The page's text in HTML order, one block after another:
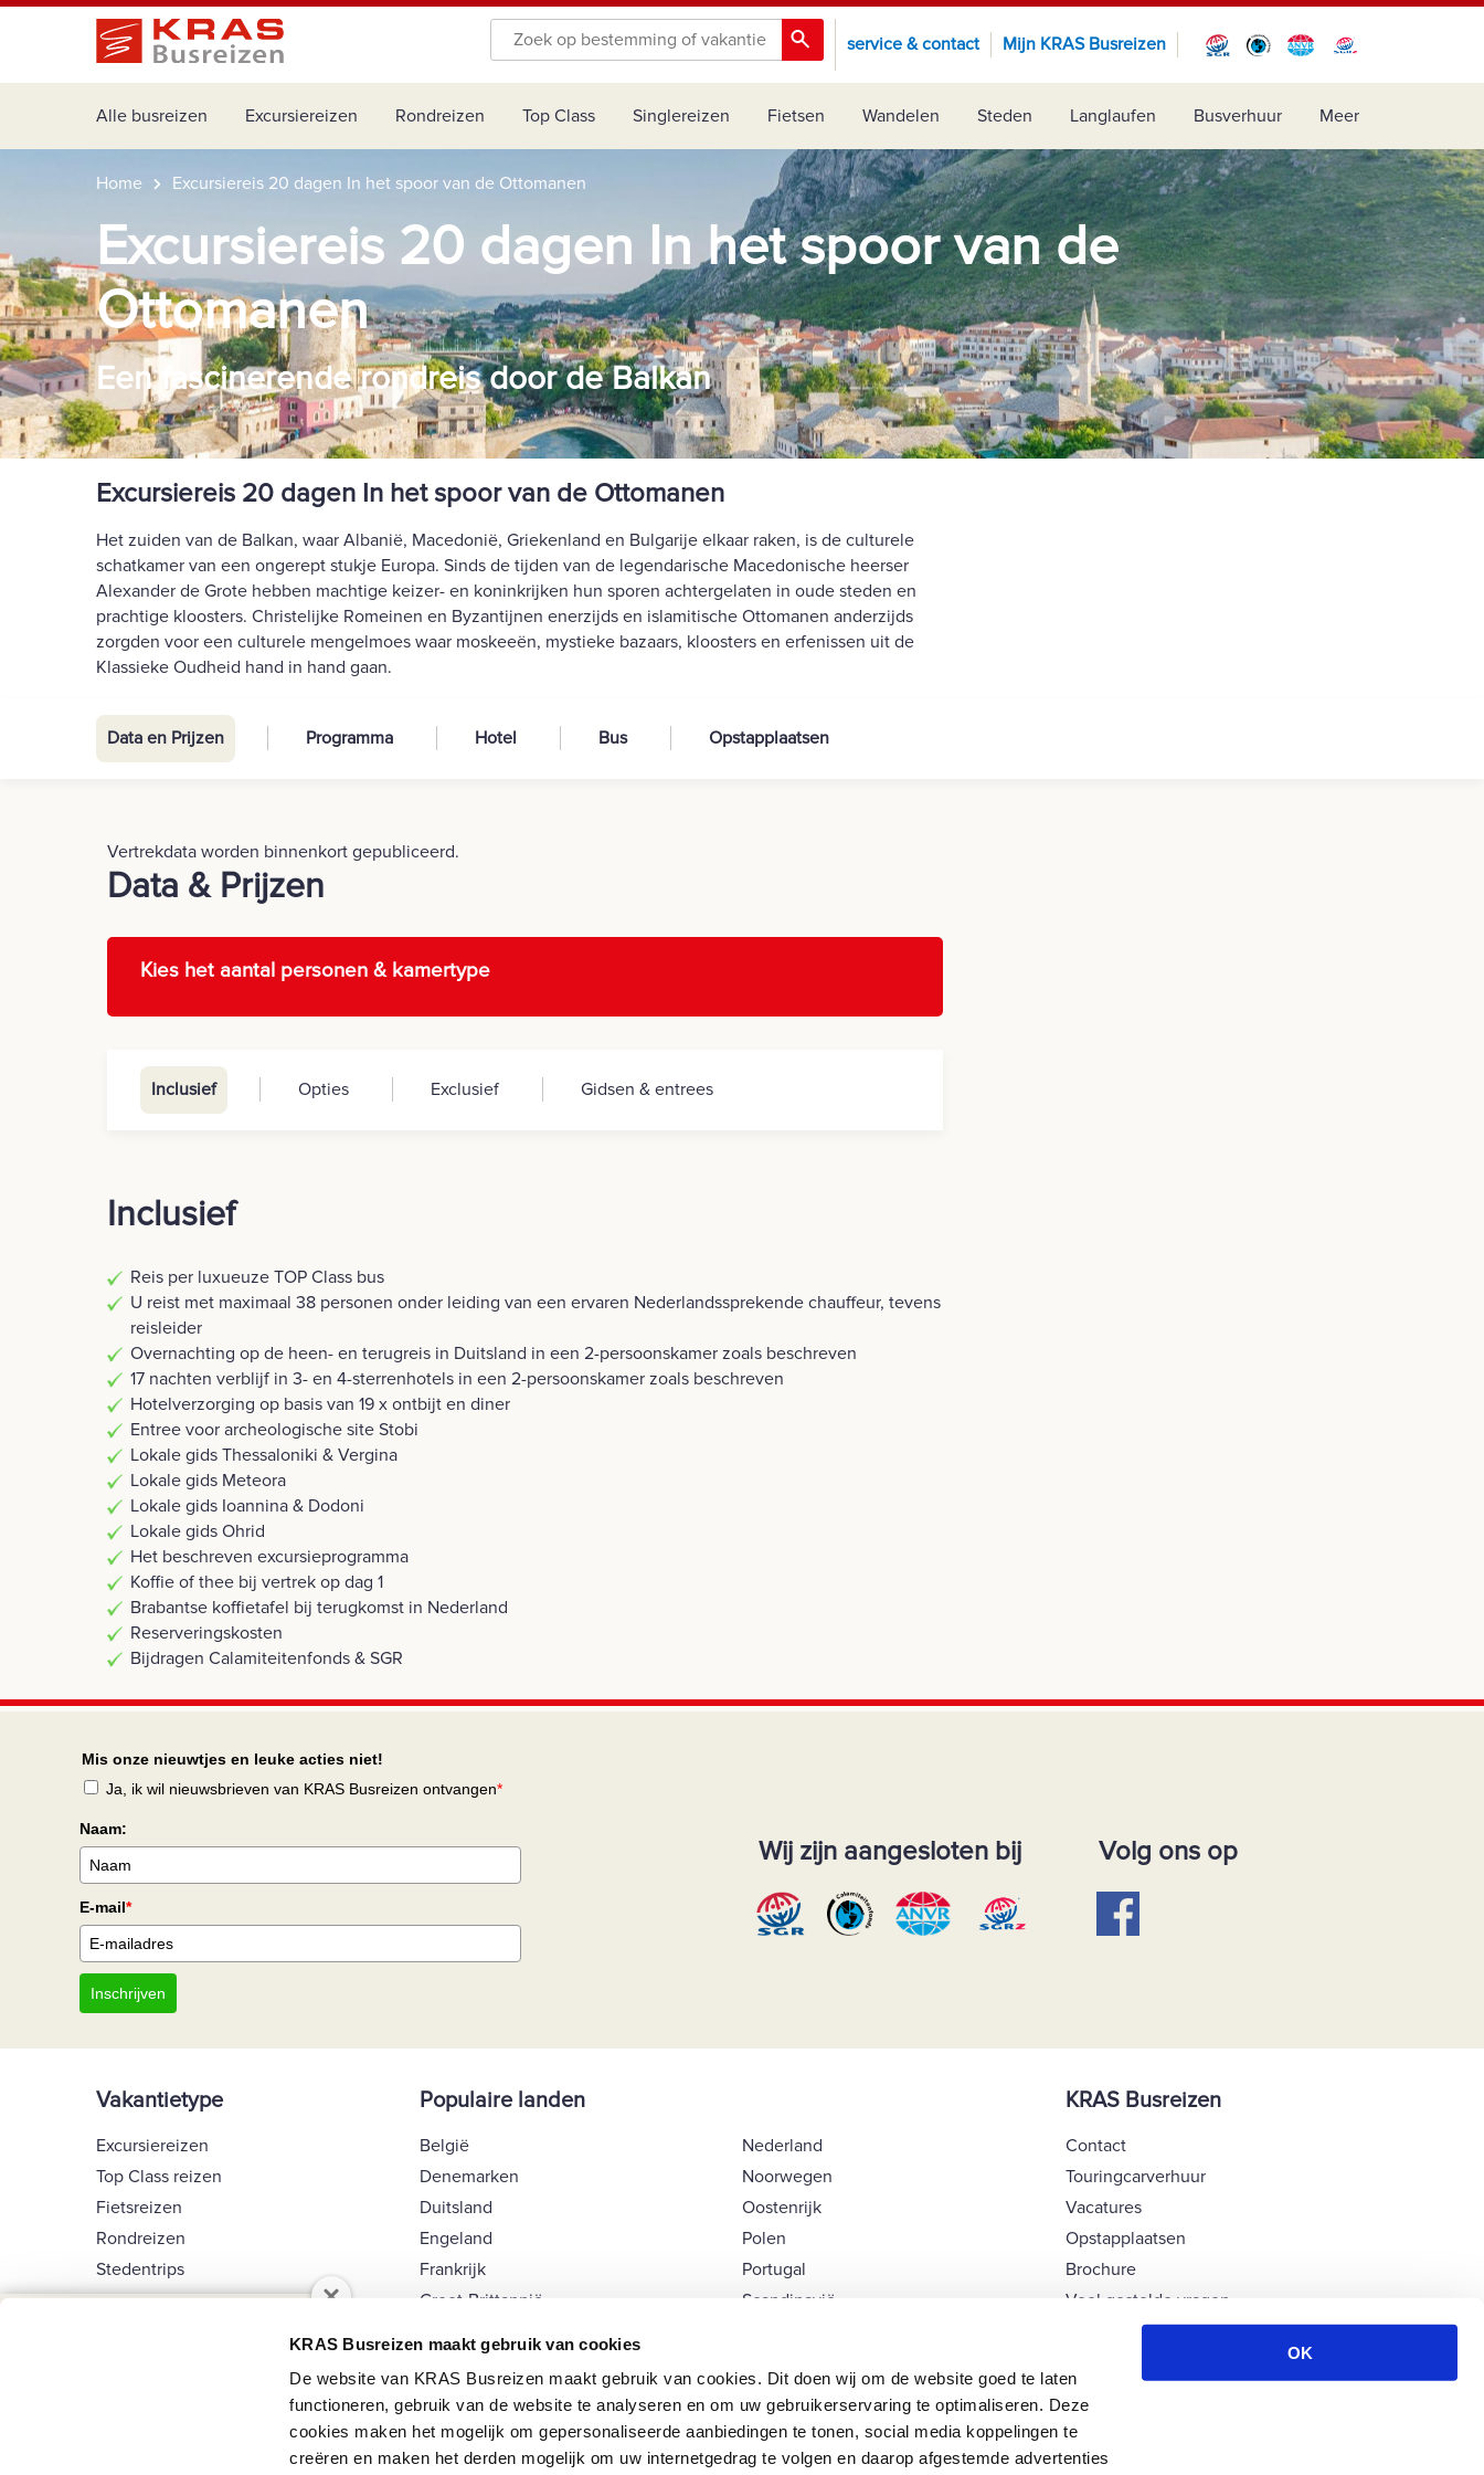
KRAS Busreizen maakt gebruik van cookies
De website van KRAS Busreizen maakt gebruik van cookies. Dit doen wij om de website goed te laten
functioneren, gebruik van de website te analyseren en om uw gebruikerservaring te optimaliseren. Deze
cookies maken het mogelijk om gepersonaliseerde aanbiedingen te tonen, social media koppelingen te
creëren en maken het derden mogelijk om uw internetgedrag te volgen en daarop afgestemde advertenties
OK
service & contact Mijn KRAS Busreizen
Alle busreizen Excursiereizen Rondreizen Top Class Singlereizen Fietsen Wandelen Steden Langlaufen Busverhuur Meer
Schrijf je in op de nieuwsbrief van KRAS
Busreizen en blijf op de hoogte van de
Home Excursiereis 20 dagen In het spoor van de Ottomanen
Excursiereis 20 dagen In het spoor van de
Ottomanen
Een fascinerende rondreis door de Balkan
Excursiereis 20 dagen In het spoor van de Ottomanen
Het zuiden van de Balkan, waar Albanië, Macedonië, Griekenland en Bulgarije elkaar raken, is de culturele
schatkamer van een ongerept stukje Europa. Sinds de tijden van de legendarische Macedonische heerser
Alexander de Grote hebben machtige keizer- en koninkrijken hun sporen achtergelaten in oude steden en
prachtige kloosters. Christelijke Romeinen en Byzantijnen enerzijds en islamitische Ottomanen anderzijds
zorgden voor een culturele mengelmoes waar moskeeën, mystieke bazaars, kloosters en erfenissen uit de
Klassieke Oudheid hand in hand gaan.
Data en Prijzen Programma Hotel Bus Opstapplaatsen
Vertrekdata worden binnenkort gepubliceerd.
Data & Prijzen
Kies het aantal personen & kamertype
Inclusief Opties Exclusief Gidsen & entrees
Inclusief
Reis per luxueuze TOP Class bus
U reist met maximaal 38 personen onder leiding van een ervaren Nederlandssprekende chauffeur, tevens
reisleider
Overnachting op de heen- en terugreis in Duitsland in een 2-persoonskamer zoals beschreven
17 nachten verblijf in 3- en 4-sterrenhotels in een 2-persoonskamer zoals beschreven
Hotelverzorging op basis van 19 x ontbijt en diner
Entree voor archeologische site Stobi
Lokale gids Thessaloniki & Vergina
Lokale gids Meteora
Lokale gids Ioannina & Dodoni
Lokale gids Ohrid
Het beschreven excursieprogramma
Koffie of thee bij vertrek op dag 1
Brabantse koffietafel bij terugkomst in Nederland
Reserveringskosten
Bijdragen Calamiteitenfonds & SGR
Mis onze nieuwtjes en leuke acties niet!
Ja, ik wil nieuwsbrieven van KRAS Busreizen ontvangen*
Naam:
E-mail*
Inschrijven
Wij zijn aangesloten bij Volg ons op
Vakantietype
Excursiereizen
Top Class reizen
Fietsreizen
Rondreizen
Stedentrips
Wandelreizen
Populaire landen
België
Denemarken
Duitsland
Engeland
Frankrijk
Groot-Brittannië
Kroatië
Luxemburg
Nederland
Noorwegen
Oostenrijk
Polen
Portugal
Scandinavië
Tsjechië
Zwitserland
KRAS Busreizen
Contact
Touringcarverhuur
Vacatures
Opstapplaatsen
Brochure
Veel gestelde vragen
Groepsreizen op maat
Bussen & chauffeurs
Voorwaarden